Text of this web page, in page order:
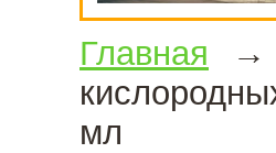
Главная
мл